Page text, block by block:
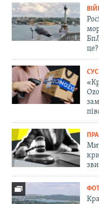
це?